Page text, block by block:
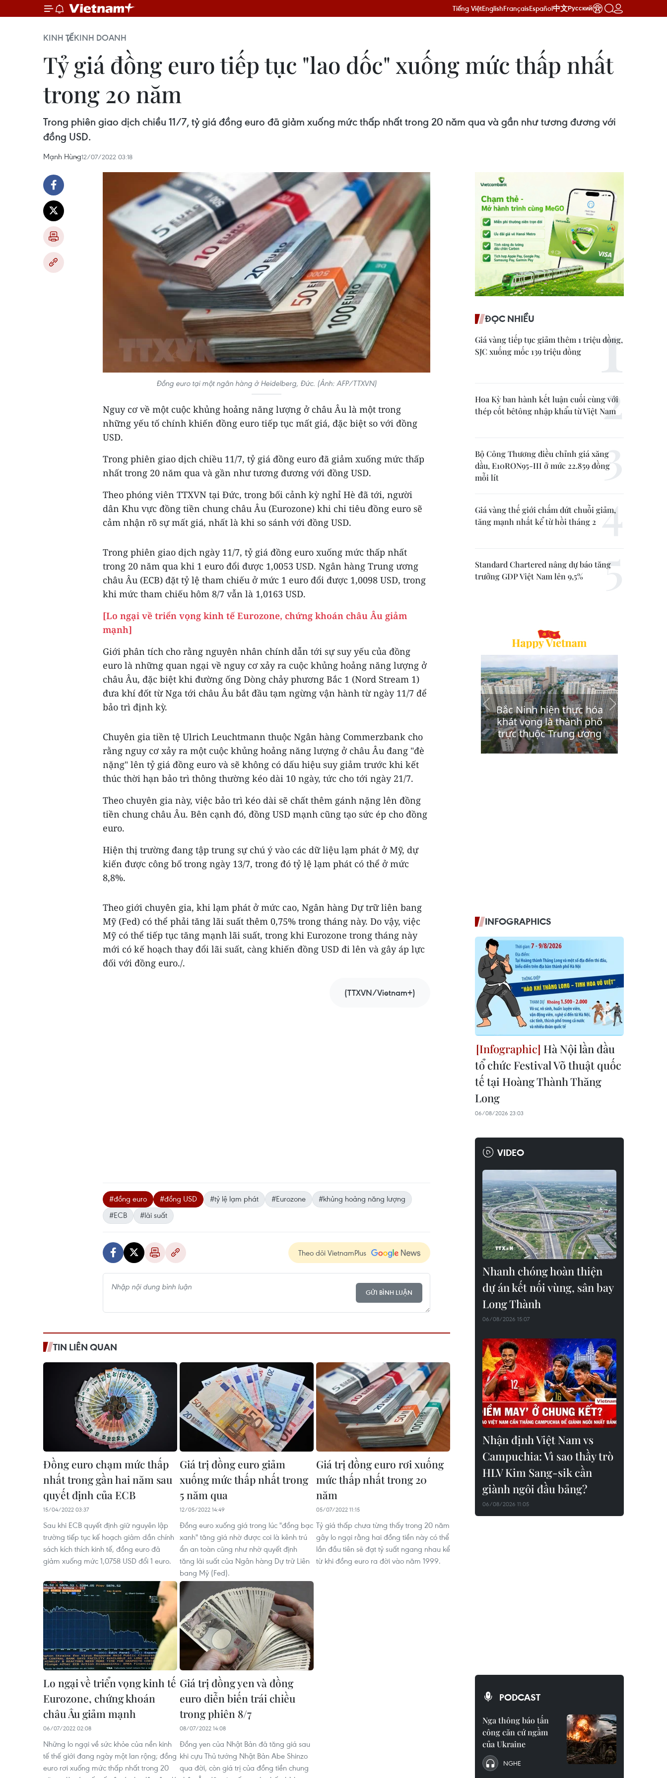
Tiếng ViệtEnglishFrançaisEspañol中文Русский
KINH TẾKINH DOANH
Tỷ giá đồng euro tiếp tục "lao dốc" xuống mức thấp nhất
trong 20 năm
Trong phiên giao dịch chiều 11/7, tỷ giá đồng euro đã giảm xuống mức thấp nhất trong 20 năm qua và gần như tương đương với
đồng USD.
Mạnh Hùng12/07/2022 03:18
Đồng euro tại một ngân hàng ở Heidelberg, Đức. (Ảnh: AFP/TTXVN)
Nguy cơ về một cuộc khủng hoảng năng lượng ở châu Âu là một trong
những yếu tố chính khiến đồng euro tiếp tục mất giá, đặc biệt so với đồng
USD.
Trong phiên giao dịch chiều 11/7, tỷ giá đồng euro đã giảm xuống mức thấp
nhất trong 20 năm qua và gần như tương đương với đồng USD.
Theo phóng viên TTXVN tại Đức, trong bối cảnh kỳ nghỉ Hè đã tới, người
dân Khu vực đồng tiền chung châu Âu (Eurozone) khi chi tiêu đồng euro sẽ
cảm nhận rõ sự mất giá, nhất là khi so sánh với đồng USD.
Trong phiên giao dịch ngày 11/7, tỷ giá đồng euro xuống mức thấp nhất
trong 20 năm qua khi 1 euro đổi được 1,0053 USD. Ngân hàng Trung ương
châu Âu (ECB) đặt tỷ lệ tham chiếu ở mức 1 euro đổi được 1,0098 USD, trong
khi mức tham chiếu hôm 8/7 vẫn là 1,0163 USD.
[Lo ngại về triển vọng kinh tế Eurozone, chứng khoán châu Âu giảm
mạnh]
Giới phân tích cho rằng nguyên nhân chính dẫn tới sự suy yếu của đồng
euro là những quan ngại về nguy cơ xảy ra cuộc khủng hoảng năng lượng ở
châu Âu, đặc biệt khi đường ống Dòng chảy phương Bắc 1 (Nord Stream 1)
đưa khí đốt từ Nga tới châu Âu bắt đầu tạm ngừng vận hành từ ngày 11/7 để
bảo trì định kỳ.
Chuyên gia tiền tệ Ulrich Leuchtmann thuộc Ngân hàng Commerzbank cho
rằng nguy cơ xảy ra một cuộc khủng hoảng năng lượng ở châu Âu đang "đè
nặng" lên tỷ giá đồng euro và sẽ không có dấu hiệu suy giảm trước khi kết
thúc thời hạn bảo trì thông thường kéo dài 10 ngày, tức cho tới ngày 21/7.
Theo chuyên gia này, việc bảo trì kéo dài sẽ chất thêm gánh nặng lên đồng
tiền chung châu Âu. Bên cạnh đó, đồng USD mạnh cũng tạo sức ép cho đồng
euro.
Hiện thị trường đang tập trung sự chú ý vào các dữ liệu lạm phát ở Mỹ, dự
kiến được công bố trong ngày 13/7, trong đó tỷ lệ lạm phát có thể ở mức
8,8%.
Theo giới chuyên gia, khi lạm phát ở mức cao, Ngân hàng Dự trữ liên bang
Mỹ (Fed) có thể phải tăng lãi suất thêm 0,75% trong tháng này. Do vậy, việc
Mỹ có thể tiếp tục tăng mạnh lãi suất, trong khi Eurozone trong tháng này
mới có kế hoạch thay đổi lãi suất, càng khiến đồng USD đi lên và gây áp lực
đối với đồng euro./.
(TTXVN/Vietnam+)
#đồng euro #đồng USD #tỷ lệ lạm phát #Eurozone
#khủng hoảng năng lượng
#ECB
#lãi suất
Theo dõi VietnamPlus
GỬI BÌNH LUẬN
TIN LIÊN QUAN
Đồng euro chạm mức thấp
nhất trong gần hai năm sau
quyết định của ECB
15/04/2022 03:37
Sau khi ECB quyết định giữ nguyên lập
trường tiếp tục kế hoạch giảm dần chính
sách kích thích kinh tế, đồng euro đã
giảm xuống mức 1,0758 USD đổi 1 euro.
Giá trị đồng euro giảm
xuống mức thấp nhất trong
5 năm qua
12/05/2022 14:49
Đồng euro xuống giá trong lúc "đồng bạc
xanh" tăng giá nhờ được coi là kênh trú
ẩn an toàn cũng như nhờ quyết định
tăng lãi suất của Ngân hàng Dự trữ Liên
bang Mỹ (Fed).
Giá trị đồng euro rơi xuống
mức thấp nhất trong 20
năm
05/07/2022 11:15
Tỷ giá thấp chưa từng thấy trong 20 năm
gây lo ngại rằng hai đồng tiền này có thể
lần đầu tiên sẽ đạt tỷ suất ngang nhau kể
từ khi đồng euro ra đời vào năm 1999.
Lo ngại về triển vọng kinh tế
Eurozone, chứng khoán
châu Âu giảm mạnh
06/07/2022 02:08
Những lo ngại về sức khỏe của nền kinh
tế thế giới đang ngày một lan rộng; đồng
euro rơi xuống mức thấp nhất trong 20
Giá trị đồng yen và đồng
euro diễn biến trái chiều
trong phiên 8/7
08/07/2022 14:08
Đồng yen của Nhật Bản đã tăng giá sau
khi cựu Thủ tướng Nhật Bản Abe Shinzo
qua đời, còn giá trị của đồng tiền chung
ĐỌC NHIỀU
Giá vàng tiếp tục giảm thêm 1 triệu đồng,
SJC xuống mốc 139 triệu đồng
Hoa Kỳ ban hành kết luận cuối cùng với
thép cốt bêtông nhập khẩu từ Việt Nam
Bộ Công Thương điều chỉnh giá xăng
dầu, E10RON95-III ở mức 22.859 đồng
mỗi lít
Giá vàng thế giới chấm dứt chuỗi giảm,
tăng mạnh nhất kể từ hồi tháng 2
Standard Chartered nâng dự báo tăng
trưởng GDP Việt Nam lên 9,5%
INFOGRAPHICS
Hà Nội lần đầu
tổ chức Festival Võ thuật quốc
tế tại Hoàng Thành Thăng
Long
06/08/2026 23:03
VIDEO
Nhanh chóng hoàn thiện
dự án kết nối vùng, sân bay
Long Thành
06/08/2026 15:07
Nhận định Việt Nam vs
Campuchia: Vì sao thầy trò
HLV Kim Sang-sik cần
giành ngôi đầu bảng?
06/08/2026 11:05
PODCAST
Nga thông báo tấn
công căn cứ ngầm
của Ukraine
NGHE